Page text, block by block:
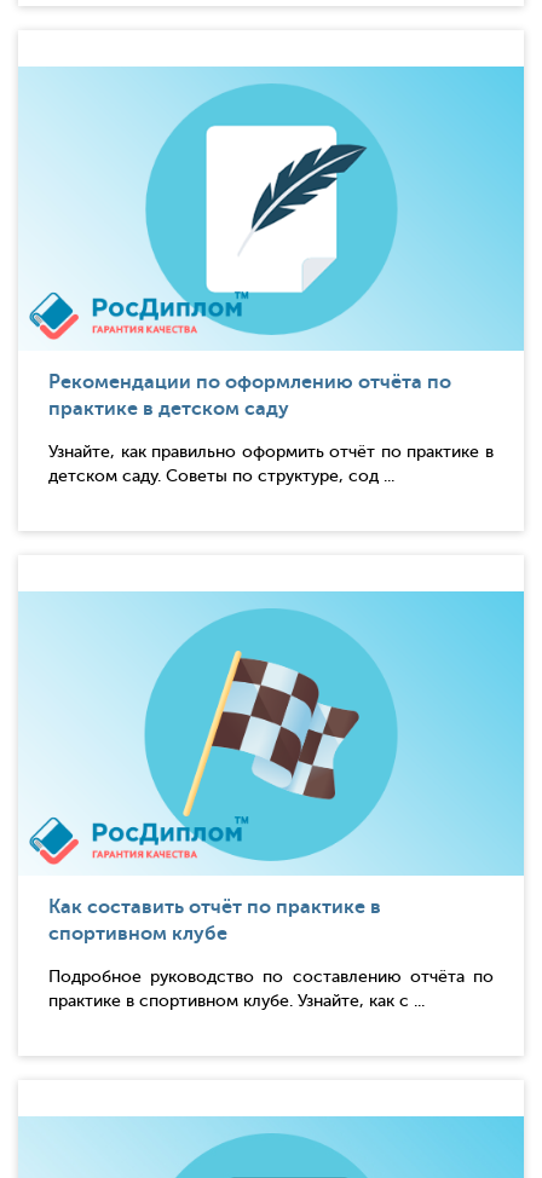
Рекомендации по оформлению отчёта по
практике в детском саду
Узнайте, как правильно оформить отчёт по практике в
детском саду. Советы по структуре, сод ...
Как составить отчёт по практике в
спортивном клубе
Подробное руководство по составлению отчёта по
практике в спортивном клубе. Узнайте, как с ...